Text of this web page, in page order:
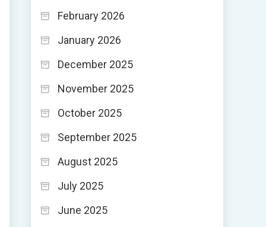
February 2026
January 2026
December 2025
November 2025
October 2025
September 2025
August 2025
July 2025
June 2025